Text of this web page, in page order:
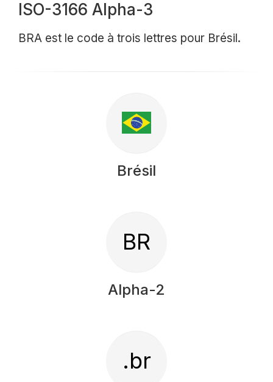
ISO-3166 Alpha-3
BRA est le code à trois lettres pour Brésil.
Brésil
BR
Alpha-2
.br